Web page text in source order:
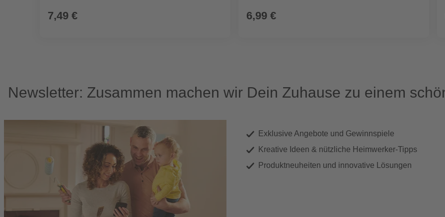
7,49 € 6,99 €
Newsletter: Zusammen machen wir Dein Zuhause zu einem
Exklusive Angebote und Gewinnspiele
Kreative Ideen & nützliche Heimwerker-Tipps
Produktneuheiten und innovative Lösungen